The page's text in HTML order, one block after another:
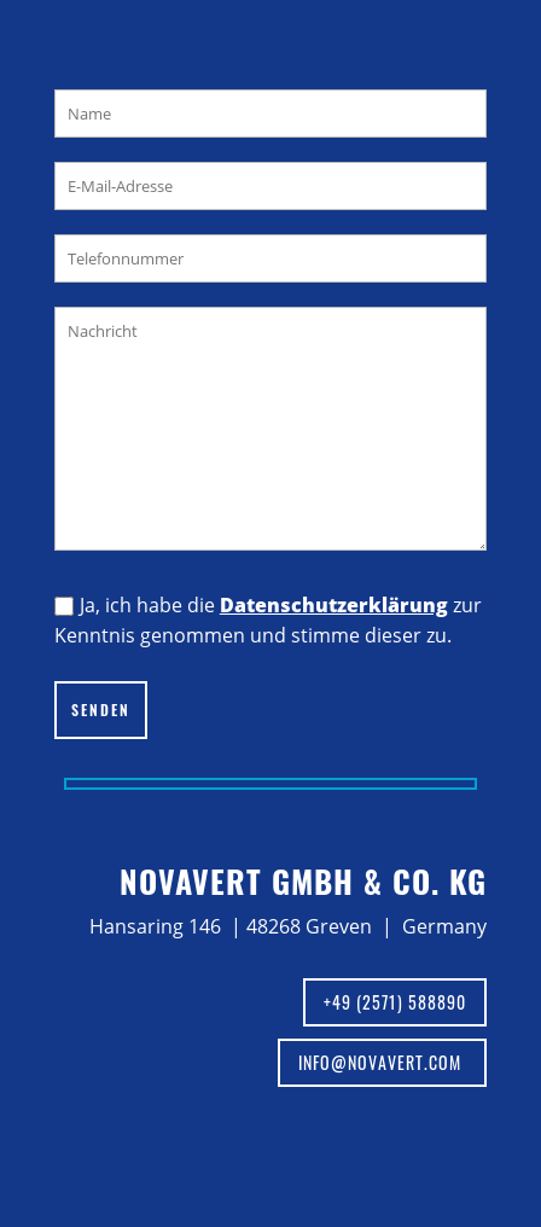
Ja, ich habe die Datenschutzerklärungzur
Kenntnis genommen und stimme dieser zu.
Bitte lasse dieses Feld leer.
SENDEN
NOVAVERT GMBH & CO. KG
Hansaring 146 | 48268 Greven | Germany
+49 (2571) 588890
INFO@NOVAVERT.COM